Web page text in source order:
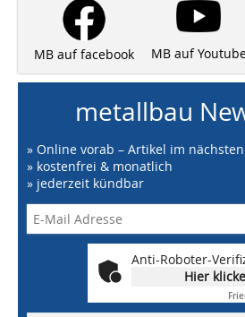
MB auf facebook MB auf
metallbau
» Online vorab – Artikel im
» kostenfrei & monatlich
» jederzeit kündbar
Anti-Roboter-
Hier